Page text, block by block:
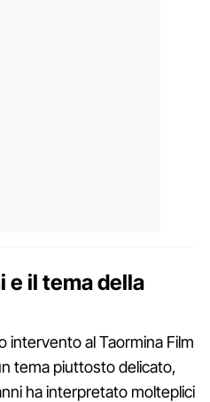
e il tema della
intervento al Taormina Film
tema piuttosto delicato,
ha interpretato molteplici